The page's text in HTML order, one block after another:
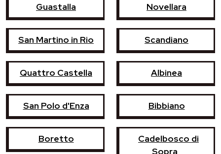
Guastalla Novellara
San Martino in Rio Scandiano
Quattro Castella Albinea
San Polo d'Enza Bibbiano
Boretto
Cadelbosco di
Sopra